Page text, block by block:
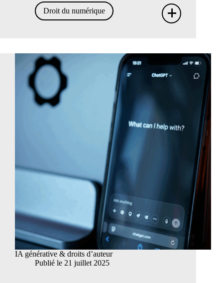
Droit du numérique +
Le
sur
la
du
IA générative & droits d’auteur
Publié le 21 juillet 2025